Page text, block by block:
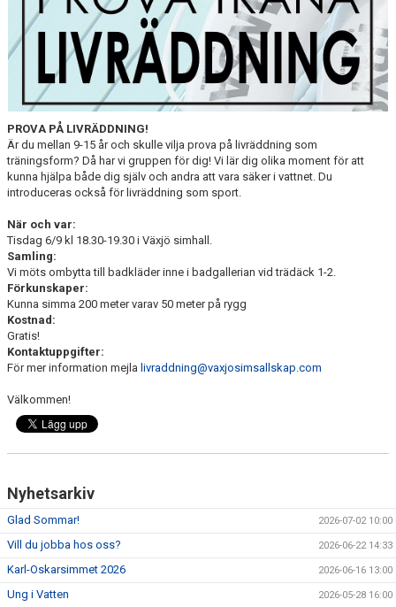
VANLIGA FRÅGOR
PROVA PÅ LIVRÄDDNING!
Är du mellan 9-15 år och skulle vilja prova på livräddning som
träningsform? Då har vi gruppen för dig! Vi lär dig olika moment för att
kunna hjälpa både dig själv och andra att vara säker i vattnet. Du
introduceras också för livräddning som sport.
När och var:
Tisdag 6/9 kl 18.30-19.30 i Växjö simhall.
Samling:
Vi möts ombytta till badkläder inne i badgallerian vid trädäck 1-2.
Förkunskaper:
Kunna simma 200 meter varav 50 meter på rygg
Kostnad:
Gratis!
Kontaktuppgifter:
För mer information mejla livraddning@vaxjosimsallskap.com
Välkommen!
Nyhetsarkiv
Glad Sommar! 2026-07-02 10:00
Vill du jobba hos oss? 2026-06-22 14:33
Karl-Oskarsimmet 2026 2026-06-16 13:00
Ung i Vatten 2026-05-28 16:00